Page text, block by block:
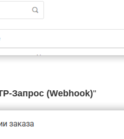
Запрос (Webhook)"